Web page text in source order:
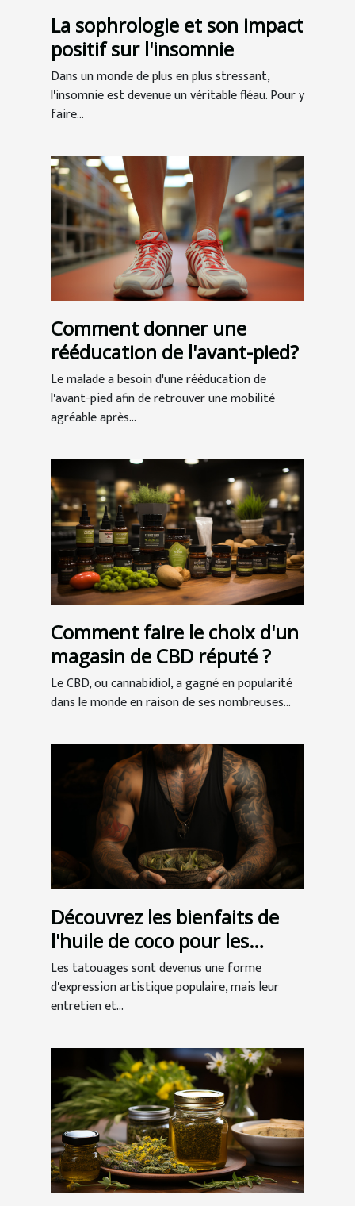
La sophrologie et son impact
positif sur l'insomnie
Dans un monde de plus en plus stressant,
l'insomnie est devenue un véritable fléau. Pour y
faire...
Comment donner une
rééducation de l'avant-pied?
Le malade a besoin d'une rééducation de
l'avant-pied afin de retrouver une mobilité
agréable après...
Comment faire le choix d'un
magasin de CBD réputé ?
Le CBD, ou cannabidiol, a gagné en popularité
dans le monde en raison de ses nombreuses...
Découvrez les bienfaits de
l'huile de coco pour les
tatouages
Les tatouages sont devenus une forme
d'expression artistique populaire, mais leur
entretien et...